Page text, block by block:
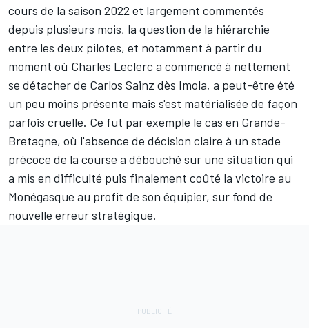
cours de la saison 2022 et largement commentés
depuis plusieurs mois, la question de la hiérarchie
entre les deux pilotes, et notamment à partir du
moment où Charles Leclerc a commencé à nettement
se détacher de Carlos Sainz dès Imola, a peut-être été
un peu moins présente mais s'est matérialisée de façon
parfois cruelle. Ce fut par exemple le cas en Grande-
Bretagne, où l'absence de décision claire à un stade
précoce de la course a débouché sur une situation qui
a mis en difficulté puis finalement coûté la victoire au
Monégasque au profit de son équipier, sur fond de
nouvelle erreur stratégique.